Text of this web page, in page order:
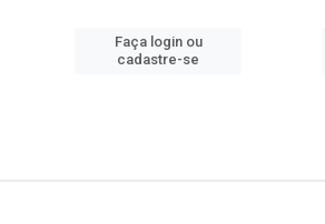
Faça login ou
cadastre-se